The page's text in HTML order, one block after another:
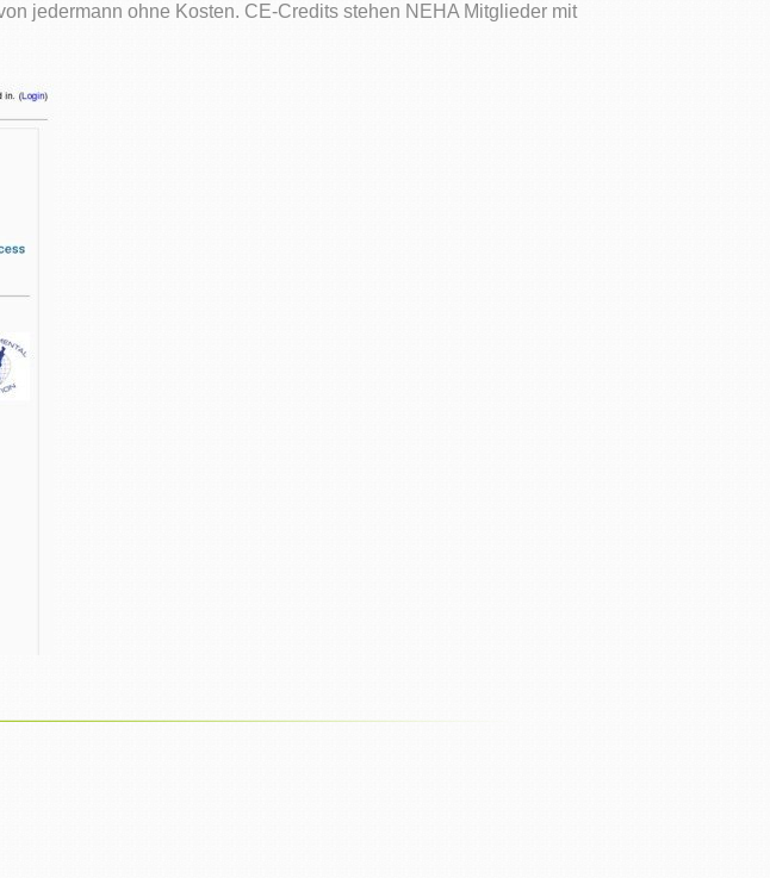
jedermann ohne Kosten. CE-Credits stehen NEHA Mitglieder mit